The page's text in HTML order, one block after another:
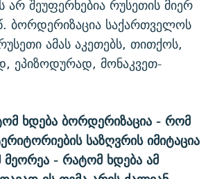
არ შეუფერხებია რუსეთის მიერ
ბორდერიზაცია საქართველოს
ამას აკეთებს, თითქოს,
ეპიზოდურად, მონაკვეთ-
ხდება ბორდერიზაცია - რომ
საზღვრის იმიტაცია
- რატომ ხდება ამ